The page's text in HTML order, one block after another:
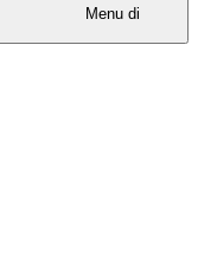
Menu di